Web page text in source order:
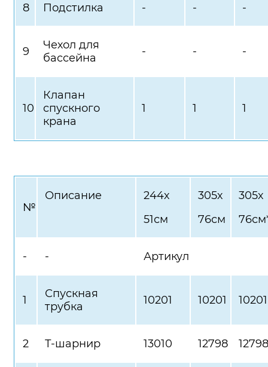
8 Подстилка - - -
9
Чехол для
бассейна
- - -
10
Клапан
спускного
крана
1 1 1
№
Описание
244х
51см
305х
76см
305х
- - Артикул
1
Спускная
трубка
10201 10201 10201
2 Т-шарнир 13010 12798 12798